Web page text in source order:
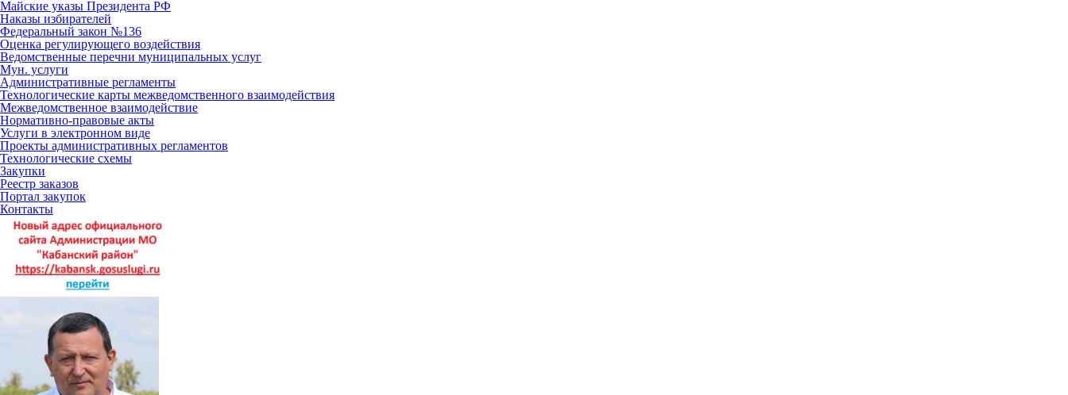
Майские указы Президента РФ
Наказы избирателей
Федеральный закон №136
Оценка регулирующего воздействия
Ведомственные перечни муниципальных услуг
Мун. услуги
Административные регламенты
Технологические карты межведомственного взаимодействия
Межведомственное взаимодействие
Нормативно-правовые акты
Услуги в электронном виде
Проекты административных регламентов
Технологические схемы
Закупки
Реестр заказов
Портал закупок
Контакты